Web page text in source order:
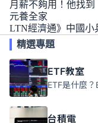
月薪不夠用！他找
元養全家
LTN經濟通》中國小
精選專題
ETF教室
台積電